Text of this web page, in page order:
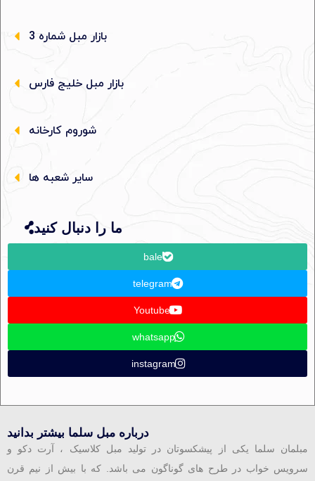
بازار مبل شماره 3
بازار مبل خلیج فارس
شوروم کارخانه
سایر شعبه ها
ما را دنبال کنید
bale
telegram
Youtube
whatsapp
instagram
درباره مبل سلما بیشتر بدانید
مبلمان سلما یکی از پیشکسوتان در تولید مبل کلاسیک ، آرت دکو و
سرویس خواب در طرح های گوناگون می باشد. که با بیش از نیم قرن